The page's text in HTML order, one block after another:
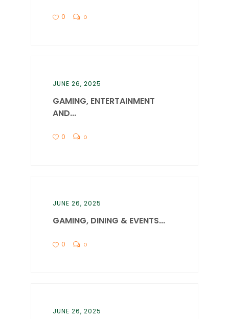
0 0
JUNE 26, 2025
GAMING, ENTERTAINMENT
AND...
0 0
JUNE 26, 2025
GAMING, DINING & EVENTS...
0 0
JUNE 26, 2025